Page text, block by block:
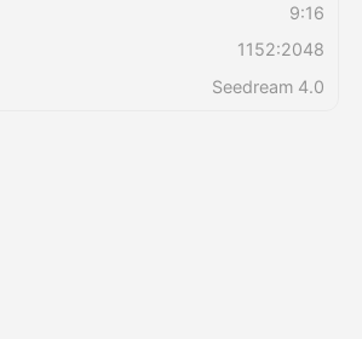
9:16
1152:2048
Seedream 4.0